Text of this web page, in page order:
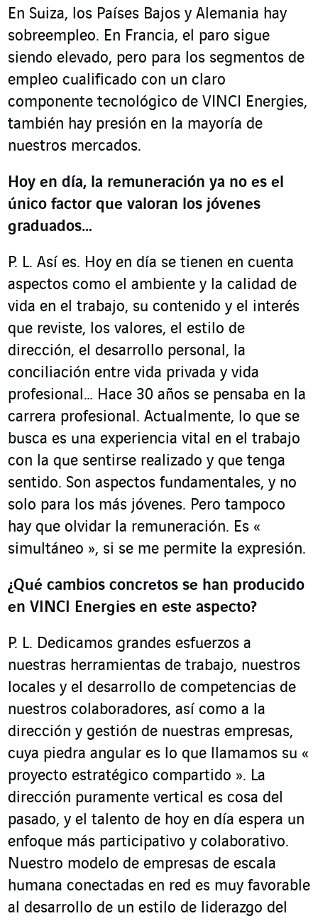
En Suiza, los Países Bajos y Alemania hay
sobreempleo. En Francia, el paro sigue
siendo elevado, pero para los segmentos de
empleo cualificado con un claro
componente tecnológico de VINCI Energies,
también hay presión en la mayoría de
nuestros mercados.
Hoy en día, la remuneración ya no es el
único factor que valoran los jóvenes
graduados…
P. L. Así es. Hoy en día se tienen en cuenta
aspectos como el ambiente y la calidad de
vida en el trabajo, su contenido y el interés
que reviste, los valores, el estilo de
dirección, el desarrollo personal, la
conciliación entre vida privada y vida
profesional… Hace 30 años se pensaba en la
carrera profesional. Actualmente, lo que se
busca es una experiencia vital en el trabajo
con la que sentirse realizado y que tenga
sentido. Son aspectos fundamentales, y no
solo para los más jóvenes. Pero tampoco
hay que olvidar la remuneración. Es «
simultáneo », si se me permite la expresión.
¿Qué cambios concretos se han producido
en VINCI Energies en este aspecto?
P. L. Dedicamos grandes esfuerzos a
nuestras herramientas de trabajo, nuestros
locales y el desarrollo de competencias de
nuestros colaboradores, así como a la
dirección y gestión de nuestras empresas,
cuya piedra angular es lo que llamamos su «
proyecto estratégico compartido ». La
dirección puramente vertical es cosa del
pasado, y el talento de hoy en día espera un
enfoque más participativo y colaborativo.
Nuestro modelo de empresas de escala
humana conectadas en red es muy favorable
al desarrollo de un estilo de liderazgo del